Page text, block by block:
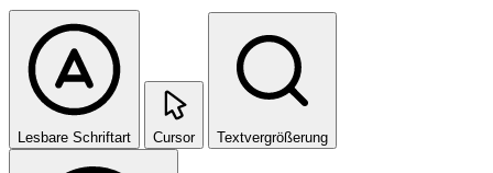
Lesbare Schriftart Cursor Textvergrößerung